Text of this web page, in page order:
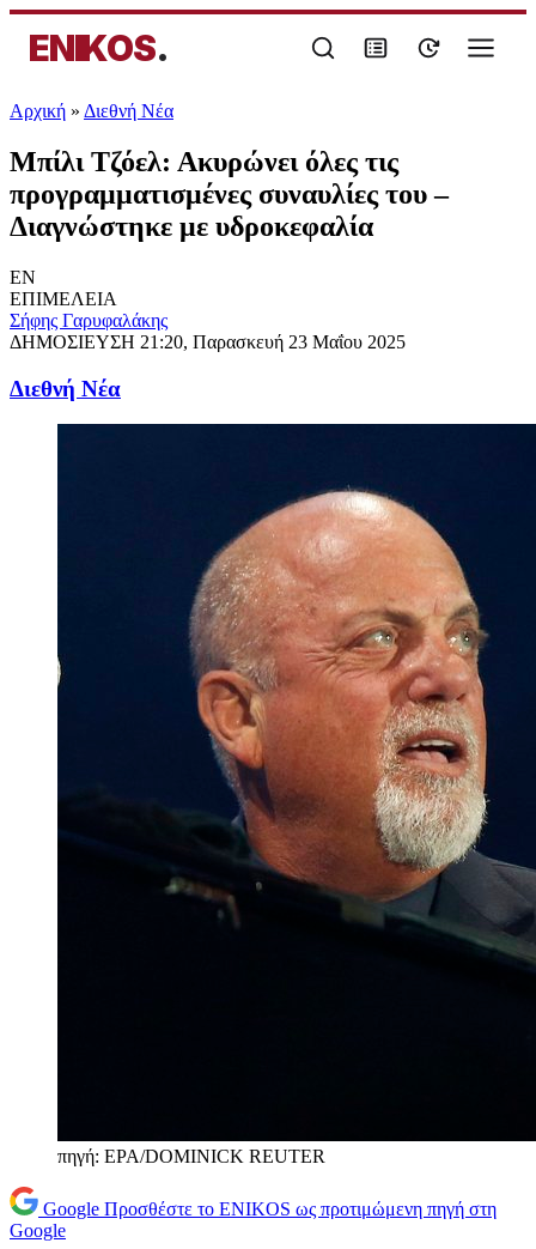
ENIKOS.
Αρχική » Διεθνή Νέα
Μπίλι Τζόελ: Ακυρώνει όλες τις
προγραμματισμένες συναυλίες του –
Διαγνώστηκε με υδροκεφαλία
EN
ΕΠΙΜΕΛΕΙΑ
Σήφης Γαρυφαλάκης
ΔΗΜΟΣΙΕΥΣΗ 21:20, Παρασκευή 23 Μαΐου 2025
Διεθνή Νέα
πηγή: EPA/DOMINICK REUTER
Google Προσθέστε το ENIKOS ως προτιμώμενη πηγή στη
Google